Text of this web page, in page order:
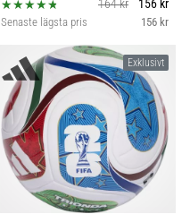
164 kr
156 kr
Senaste lägsta pris 156 kr
Exklusivt